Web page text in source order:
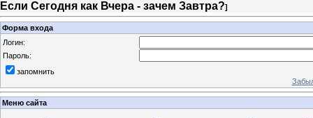
Если Сегодня как Вчера - зачем Завтра?]
Форма входа
Логин:
Пароль:
запомнить
Меню сайта